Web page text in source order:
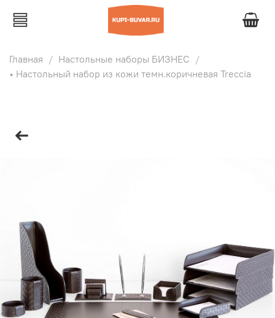
Главная
Настольные наборы БИЗНЕС
• Настольный набор из кожи темн.коричневая Treccia